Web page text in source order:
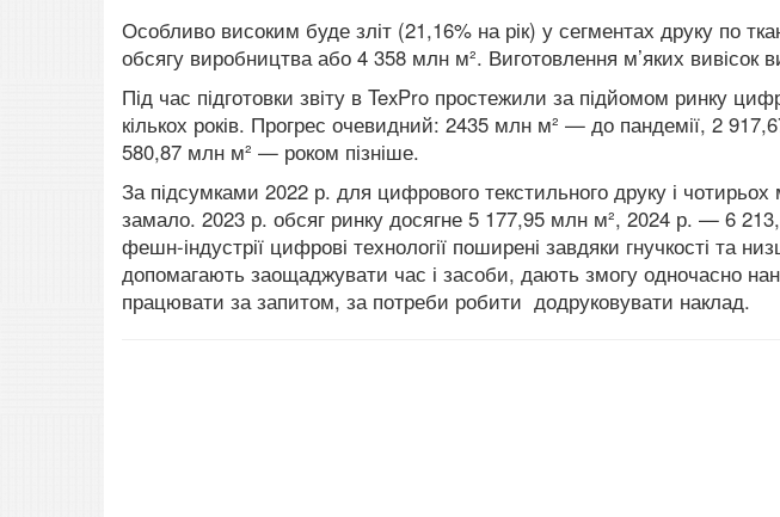
Особливо високим буде зліт (21,16% на рік) у сегментах друку по
обсягу виробництва або 4 358 млн м². Виготовлення м’яких вивісок
Під час підготовки звіту в TexPro простежили за підйомом ринку
кількох років. Прогрес очевидний: 2435 млн м² — до пандемії, 2
580,87 млн ​​м² — роком пізніше.
За підсумками 2022 р. для цифрового текстильного друку і чотирьох
замало. 2023 р. обсяг ринку досягне 5 177,95 млн м², 2024 р. — 6
фешн-індустрії цифрові технології поширені завдяки гнучкості та
допомагають заощаджувати час і засоби, дають змогу одночасно
працювати за запитом, за потреби робити додруковувати наклад.